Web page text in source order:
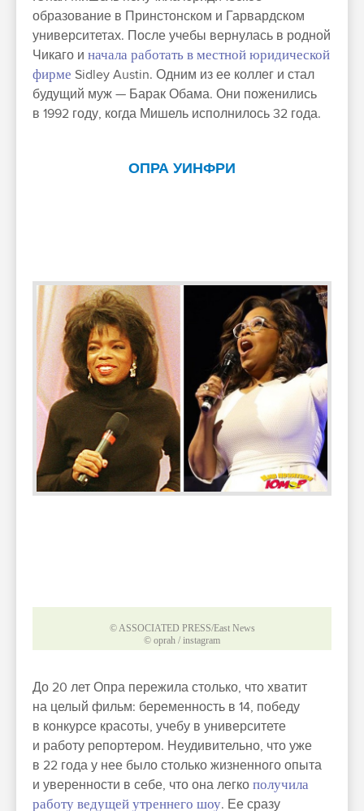
образование в Принстонском и Гарвардском
университетах. После учебы вернулась в родной
Чикаго и начала работать в местной юридической
фирме Sidley Austin. Одним из ее коллег и стал
будущий муж — Барак Обама. Они поженились
в 1992 году, когда Мишель исполнилось 32 года.
ОПРА УИНФРИ
© ASSOCIATED PRESS/East News
© oprah / instagram
До 20 лет Опра пережила столько, что хватит
на целый фильм: беременность в 14, победу
в конкурсе красоты, учебу в университете
и работу репортером. Неудивительно, что уже
в 22 года у нее было столько жизненного опыта
и уверенности в себе, что она легко получила
работу ведущей утреннего шоу. Ее сразу